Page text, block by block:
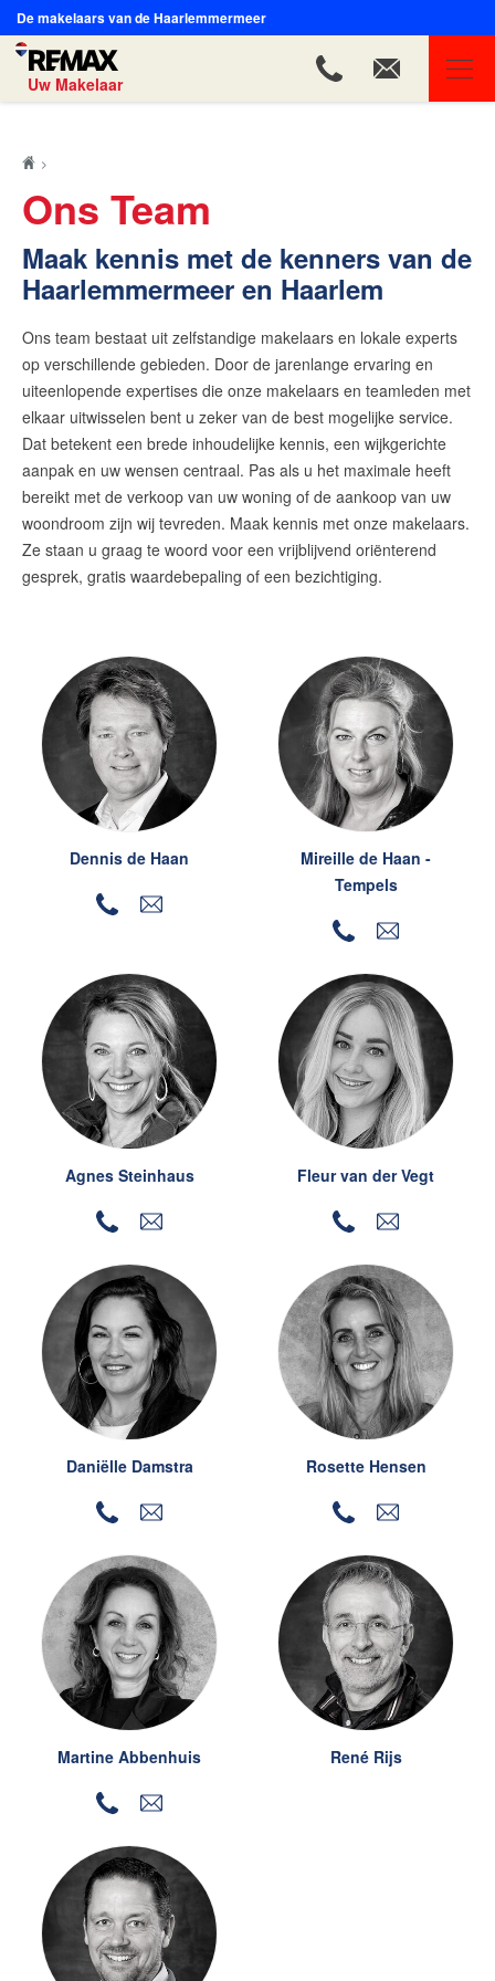
De makelaars van de Haarlemmermeer
Uw Makelaar
Ons team
Dennis de Haan
Mireille de Haan - Tempels
Fleur van der Vegt
Daniëlle Damstra
Rosette Hensen
Martine Abbenhuis
René Rijs
Maurice Cuvelier
Onze expertises
Huis verkopen
Onze diensten
Contact
Blog
Wijziging energielabels per 1
REMAX Uw Makelaar
demakelaarsvan@remax.nl
023-2100700
Ons Team
Maak kennis met de kenners van de
Haarlemmermeer en Haarlem
Ons team bestaat uit zelfstandige makelaars en lokale experts
op verschillende gebieden. Door de jarenlange ervaring en
uiteenlopende expertises die onze makelaars en teamleden met
elkaar uitwisselen bent u zeker van de best mogelijke service.
Dat betekent een brede inhoudelijke kennis, een wijkgerichte
aanpak en uw wensen centraal. Pas als u het maximale heeft
bereikt met de verkoop van uw woning of de aankoop van uw
woondroom zijn wij tevreden. Maak kennis met onze makelaars.
Ze staan u graag te woord voor een vrijblijvend oriënterend
gesprek, gratis waardebepaling of een bezichtiging.
Dennis de Haan
Mireille de Haan -
Tempels
Agnes Steinhaus Fleur van der Vegt
Daniëlle Damstra Rosette Hensen
Martine Abbenhuis René Rijs